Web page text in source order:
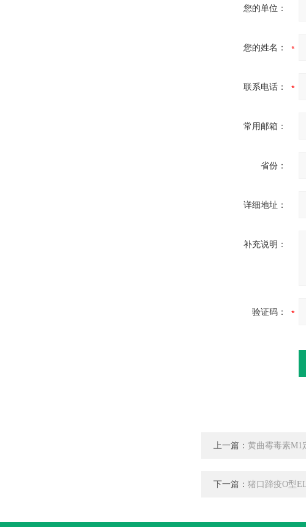
您的单位：
您的姓名：
联系电话：
常用邮箱：
省份：
详细地址：
补充说明：
验证码：
上一篇： 黄曲霉毒素M1
下一篇： 猪口蹄疫O型